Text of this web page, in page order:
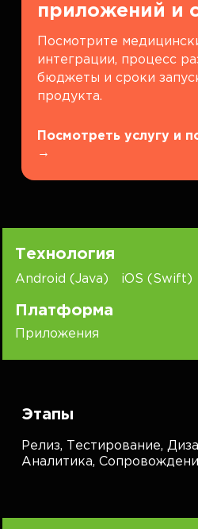
приложений и
Посмотрите
интеграции, процесс
бюджеты и сроки
продукта.
Посмотреть услугу и
→
Технология
Android (Java) iOS (Swift)
Платформа
Приложения
Этапы
Релиз, Тестирование,
Аналитика,